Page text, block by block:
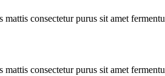
mattis consectetur purus sit amet
mattis consectetur purus sit amet